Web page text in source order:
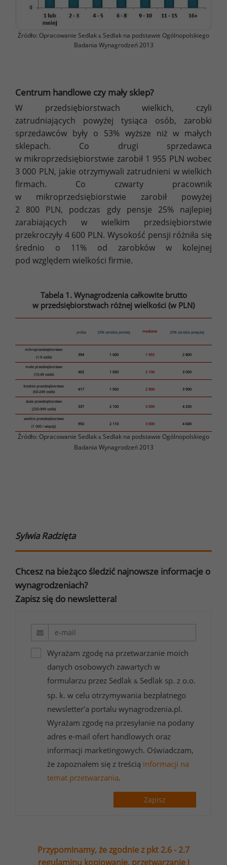
Źródło: Opracowanie Sedlak & Sedlak na podstawie Ogólnopolskiego
Badania Wynagrodzeń 2013
Centrum handlowe czy mały sklep?
W przedsiębiorstwach wielkich, czyli
zatrudniających powyżej tysiąca osób, zarobki
sprzedawców były o 53% wyższe niż w małych
sklepach. Co drugi sprzedawca
w mikroprzedsiębiorstwie zarobił 1 955 PLN wobec
3 000 PLN, jakie otrzymywali zatrudnieni w wielkich
firmach. Co czwarty pracownik
w mikroprzedsiębiorstwie zarobił powyżej
2 800 PLN, podczas gdy pensje 25% najlepiej
zarabiających w wielkim przedsiębiorstwie
przekroczyły 4 600 PLN. Wysokość pensji różniła się
średnio o 11% od zarobków w kolejnej
pod względem wielkości firmie.
Tabela 1. Wynagrodzenia całkowite brutto
w przedsiębiorstwach różnej wielkości (w PLN)
próba 25% zarabia poniżej mediana 25% zarabia powyżej
mikroprzedsiębiorstwo
(1-9 osób)
394 1 600 1 955 2 800
małe przedsiębiorstwo
(10-49 osób)
402 1 650 2 100 3 050
średnie przedsiębiorstwo
(50-249 osób)
417 1 950 2 900 3 900
duże przedsiębiorstwo
(250-999 osób)
337 2 100 3 000 4 250
wielkie przedsiębiorstwo
(1 000 i więcej)
950 2 110 3 000 4 600
Źródło: Opracowanie Sedlak & Sedlak na podstawie Ogólnopolskiego
Badania Wynagrodzeń 2013
Sylwia Radzięta
Chcesz na bieżąco śledzić najnowsze informacje o
wynagrodzeniach?
Zapisz się do newslettera!
Wyrażam zgodę na przetwarzanie moich
danych osobowych zawartych w
formularzu przez Sedlak & Sedlak sp. z o.o.
sp. k. w celu otrzymywania bezpłatnego
newsletter’a portalu wynagrodzenia.pl.
Wyrażam zgodę na przesyłanie na podany
adres e-mail ofert handlowych oraz
informacji marketingowych. Oświadczam,
że zapoznałem się z treścią informacji na
temat przetwarzania.
Zapisz
Przypominamy, że zgodnie z pkt 2.6 - 2.7
regulaminu kopiowanie, przetwarzanie i